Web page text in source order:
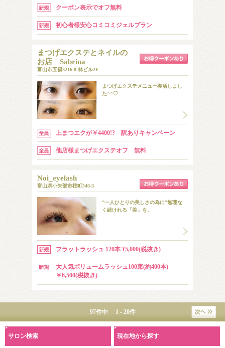
クーポン表示でオフ無料
初心者様安心コミコミジェルプラン
まつげエクステとネイルの
お店 Sabrina
富山市五福3216-8 林ビル2F
まつげエクステメニュー復活しまし
た^^♡
上まつエクが￥4400!? 訳ありキャンペーン
他店様まつげエクステオフ 無料
Noi_eyelash
富山県小矢部市桜町540-3
”一人ひとりの美しさの為に”無理な
く続けれる「美」を。
フラットラッシュ 120本 ¥5,000(税抜き)
大人気ボリュームラッシュ100束(約400本)
￥6,500(税抜き)
97件中 1 - 20件
サロン検索 現在地から探す